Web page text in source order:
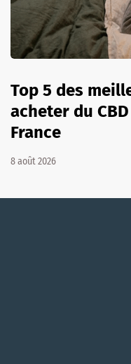
Top 5 des
acheter du
France
8 août 2026